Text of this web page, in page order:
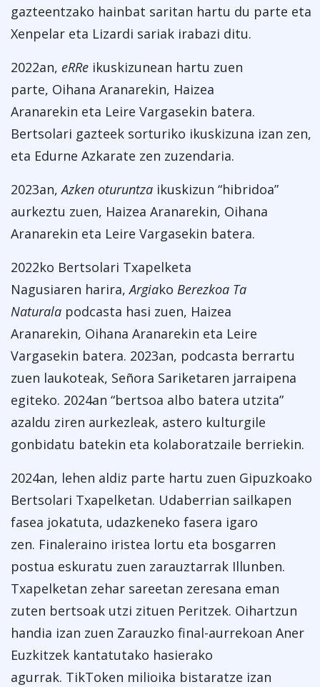
gazteentzako hainbat saritan hartu du parte eta
Xenpelar eta Lizardi sariak irabazi ditu.
2022an, eRRe ikuskizunean hartu zuen
parte, Oihana Aranarekin, Haizea
Aranarekin eta Leire Vargasekin batera.
Bertsolari gazteek sorturiko ikuskizuna izan zen,
eta Edurne Azkarate zen zuzendaria.
2023an,Azken oturuntza ikuskizun “hibridoa”
aurkeztu zuen, Haizea Aranarekin, Oihana
Aranarekin eta Leire Vargasekin batera.
2022ko Bertsolari Txapelketa
Nagusiaren harira,Argiako Berezkoa Ta
Naturala podcasta hasi zuen, Haizea
Aranarekin, Oihana Aranarekin eta Leire
Vargasekin batera. 2023an, podcasta berrartu
zuen laukoteak, Señora Sariketaren jarraipena
egiteko. 2024an “bertsoa albo batera utzita”
azaldu ziren aurkezleak, astero kulturgile
gonbidatu batekin eta kolaboratzaile berriekin.
2024an, lehen aldiz parte hartu zuen Gipuzkoako
Bertsolari Txapelketan. Udaberrian sailkapen
fasea jokatuta, udazkeneko fasera igaro
zen. Finaleraino iristea lortu eta bosgarren
postua eskuratu zuen zarauztarrak Illunben.
Txapelketan zehar sareetan zeresana eman
zuten bertsoak utzi zituen Peritzek. Oihartzun
handia izan zuen Zarauzko final-aurrekoan Aner
Euzkitzek kantatutako hasierako
agurrak. TikToken milioika bistaratze izan